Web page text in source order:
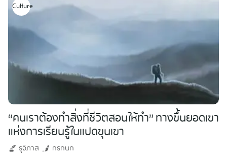
Culture
“คนเราต้องทำสิ่งที่ชีวิตสอนให้ทำ” ทางขึ้นยอดเขา
แห่งการเรียนรู้ในแปดขุนเขา
รุจิภาส
กรกนก